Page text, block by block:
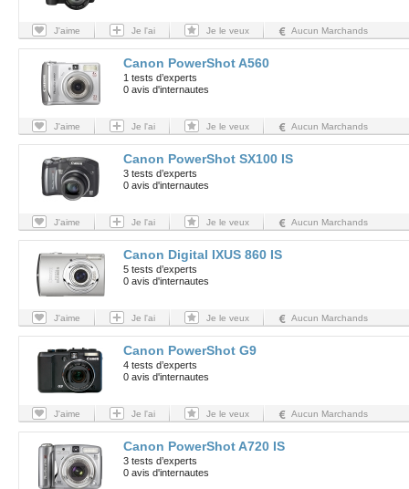
J'aime Je l'ai Je le veux Aucun Marchands
Canon PowerShot A560
1 tests d’experts
0 avis d'internautes
J'aime Je l'ai Je le veux Aucun Marchands
Canon PowerShot SX100 IS
3 tests d’experts
0 avis d'internautes
J'aime Je l'ai Je le veux Aucun Marchands
Canon Digital IXUS 860 IS
5 tests d’experts
0 avis d'internautes
J'aime Je l'ai Je le veux Aucun Marchands
Canon PowerShot G9
4 tests d’experts
0 avis d'internautes
J'aime Je l'ai Je le veux Aucun Marchands
Canon PowerShot A720 IS
3 tests d’experts
0 avis d'internautes